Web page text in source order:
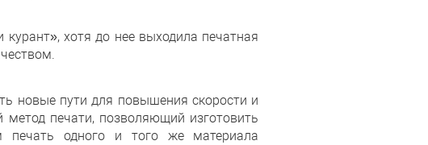
хотя до нее выходила печатная
новые пути для повышения скорости и
печати, позволяющий изготовить
печать одного и того же материала